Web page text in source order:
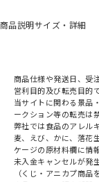
商品説明サイズ・詳細
商品仕様や発送日、受
営利目的及び転売目的
当サイトに関わる景品
ークション等の転売は
弊社では食品のアレル
麦、えび、かに、落花
ケージの原材料欄に情
未入金キャンセルが発
（くじ・アニカプ商品